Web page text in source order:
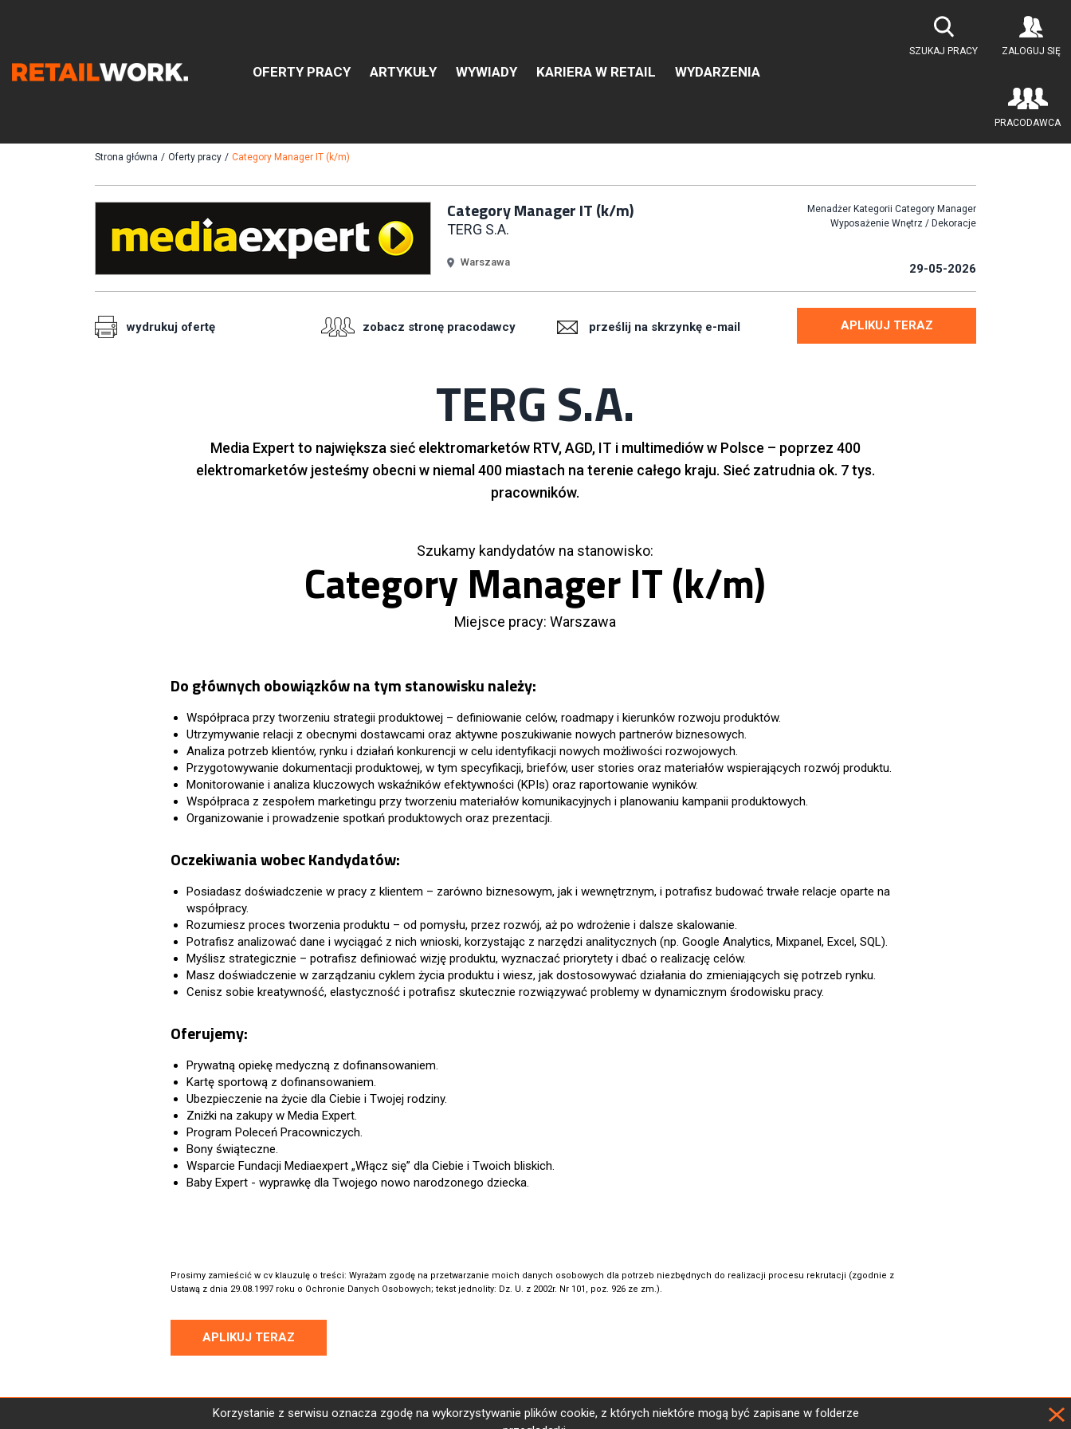
OFERTY PRACY ARTYKUŁY WYWIADY KARIERA W RETAIL WYDARZENIA
SZUKAJ PRACY ZALOGUJ SIĘ
PRACODAWCA
Znajdź pracę w branży Retail & Ecommerce
Strona główna / Oferty pracy / Category Manager IT (k/m)
Category Manager IT (k/m)
TERG S.A.
Warszawa
Menadżer Kategorii Category Manager
Wyposażenie Wnętrz / Dekoracje
29-05-2026
wydrukuj ofertę zobacz stronę pracodawcy prześlij na skrzynkę e-mail APLIKUJ TERAZ
TERG S.A.
Media Expert to największa sieć elektromarketów RTV, AGD, IT i multimediów w Polsce – poprzez 400
elektromarketów jesteśmy obecni w niemal 400 miastach na terenie całego kraju. Sieć zatrudnia ok. 7 tys.
pracowników.
Szukamy kandydatów na stanowisko:
Category Manager IT (k/m)
Miejsce pracy: Warszawa
Do głównych obowiązków na tym stanowisku należy:
Współpraca przy tworzeniu strategii produktowej – definiowanie celów, roadmapy i kierunków rozwoju produktów.
Utrzymywanie relacji z obecnymi dostawcami oraz aktywne poszukiwanie nowych partnerów biznesowych.
Analiza potrzeb klientów, rynku i działań konkurencji w celu identyfikacji nowych możliwości rozwojowych.
Przygotowywanie dokumentacji produktowej, w tym specyfikacji, briefów, user stories oraz materiałów wspierających rozwój produktu.
Monitorowanie i analiza kluczowych wskaźników efektywności (KPIs) oraz raportowanie wyników.
Współpraca z zespołem marketingu przy tworzeniu materiałów komunikacyjnych i planowaniu kampanii produktowych.
Organizowanie i prowadzenie spotkań produktowych oraz prezentacji.
Oczekiwania wobec Kandydatów:
Posiadasz doświadczenie w pracy z klientem – zarówno biznesowym, jak i wewnętrznym, i potrafisz budować trwałe relacje oparte na
współpracy.
Rozumiesz proces tworzenia produktu – od pomysłu, przez rozwój, aż po wdrożenie i dalsze skalowanie.
Potrafisz analizować dane i wyciągać z nich wnioski, korzystając z narzędzi analitycznych (np. Google Analytics, Mixpanel, Excel, SQL).
Myślisz strategicznie – potrafisz definiować wizję produktu, wyznaczać priorytety i dbać o realizację celów.
Masz doświadczenie w zarządzaniu cyklem życia produktu i wiesz, jak dostosowywać działania do zmieniających się potrzeb rynku.
Cenisz sobie kreatywność, elastyczność i potrafisz skutecznie rozwiązywać problemy w dynamicznym środowisku pracy.
Oferujemy:
Prywatną opiekę medyczną z dofinansowaniem.
Kartę sportową z dofinansowaniem.
Ubezpieczenie na życie dla Ciebie i Twojej rodziny.
Zniżki na zakupy w Media Expert.
Program Poleceń Pracowniczych.
Bony świąteczne.
Wsparcie Fundacji Mediaexpert „Włącz się” dla Ciebie i Twoich bliskich.
Baby Expert - wyprawkę dla Twojego nowo narodzonego dziecka.
Prosimy zamieścić w cv klauzulę o treści: Wyrażam zgodę na przetwarzanie moich danych osobowych dla potrzeb niezbędnych do realizacji procesu rekrutacji (zgodnie z
Ustawą z dnia 29.08.1997 roku o Ochronie Danych Osobowych; tekst jednolity: Dz. U. z 2002r. Nr 101, poz. 926 ze zm.).
APLIKUJ TERAZ
Korzystanie z serwisu oznacza zgodę na wykorzystywanie plików cookie, z których niektóre mogą być zapisane w folderze